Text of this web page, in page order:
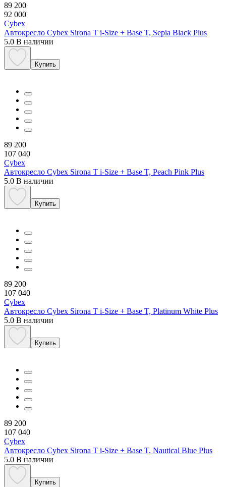
89 200
92 000
Cybex
Автокресло Cybex Sirona T i-Size + Base T, Sepia Black Plus
5.0 В наличии
Купить
89 200
107 040
Cybex
Автокресло Cybex Sirona T i-Size + Base T, Peach Pink Plus
5.0 В наличии
Купить
89 200
107 040
Cybex
Автокресло Cybex Sirona T i-Size + Base T, Platinum White Plus
5.0 В наличии
Купить
89 200
107 040
Cybex
Автокресло Cybex Sirona T i-Size + Base T, Nautical Blue Plus
5.0 В наличии
Купить